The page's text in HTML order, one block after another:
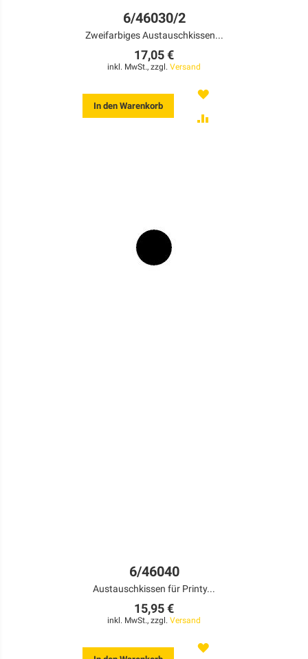
6/46030/2
Zweifarbiges Austauschkissen...
17,05 €
inkl. MwSt., zzgl. Versand
In den Warenkorb
MERKEN
6/46040
Austauschkissen für Printy...
15,95 €
inkl. MwSt., zzgl. Versand
MERKEN